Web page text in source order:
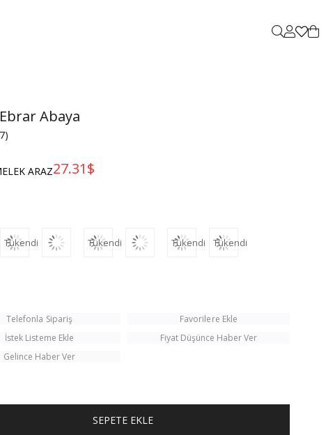
Abaya
ARAZ27.31$
Tükendi Tükendi Tükendi Tükendi
Telefonla Sipariş
Favorilere Ekle
İstek Listeme Ekle
Fiyat Düşünce Haber Ver
Gelince Haber Ver